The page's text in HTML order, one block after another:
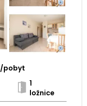
/pobyt
1
ložnice